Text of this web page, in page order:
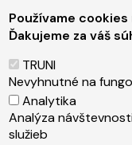
LinkedIn
Youtube
TikTok
Päta
Správca obsahu
Používame
Ďakujeme za váš
TRUNI
Nevyhnutné na
Analytika
Analýza
služieb